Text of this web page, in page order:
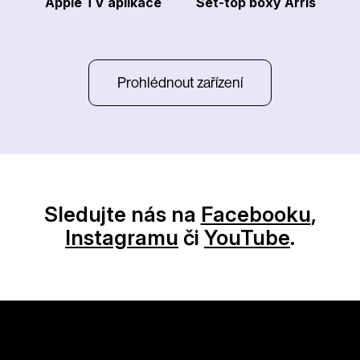
Prohlédnout zařízení
Sledujte nás na Facebooku,
Instagramu či YouTube.